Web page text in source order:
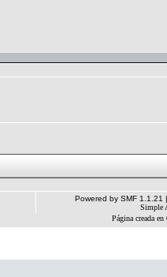
Powered by SMF 1.1.21
Simple
Página creada